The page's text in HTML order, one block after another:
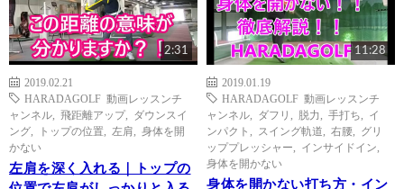
2:31
2019.02.21
HARADAGOLF 動画レッスンチ
ャンネル
飛距離アップ, ダウンスイ
ング
トップの位置 左肩
身体を開
かない
左肩を深く入れる｜トップの
11:28
2019.01.19
HARADAGOLF 動画レッスンチ
ャンネル
ダフリ 脱力 手打ち
イ
ンパクト
スイング軌道 右腰
グリ
ッププレッシャー
インサイドイン
身体を開かない
身体を開かない打ち方・イン